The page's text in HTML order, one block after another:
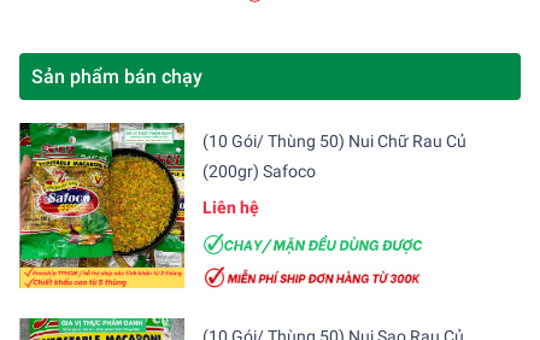
Sản phẩm bán chạy
(10 Gói/ Thùng 50) Nui Chữ Rau Củ
(200gr) Safoco
Liên hệ